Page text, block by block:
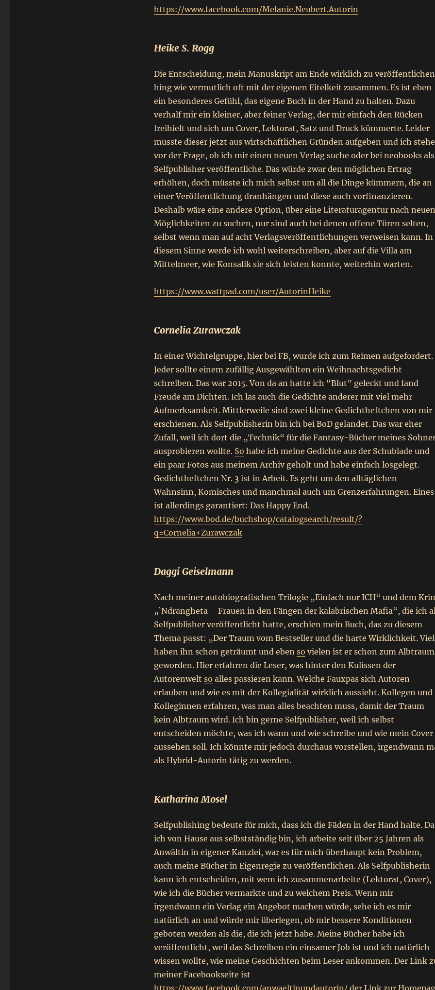
https://www.facebook.com/Melanie.Neubert.Autorin
Heike S. Rogg
Die Entscheidung, mein Manuskript am Ende wirklich zu
hing wie vermutlich oft mit der eigenen Eitelkeit zusammen. Es ist eben
ein besonderes Gefühl, das eigene Buch in der Hand zu halten. Dazu
verhalf mir ein kleiner, aber feiner Verlag, der mir einfach den Rücken
freihielt und sich um Cover, Lektorat, Satz und Druck kümmerte. Leider
musste dieser jetzt aus wirtschaftlichen Gründen aufgeben und ich stehe
vor der Frage, ob ich mir einen neuen Verlag suche oder bei neobooks als
Selfpublisher veröffentliche. Das würde zwar den möglichen Ertrag
erhöhen, doch müsste ich mich selbst um all die Dinge kümmern, die an
einer Veröffentlichung dranhängen und diese auch vorfinanzieren.
Deshalb wäre eine andere Option, über eine Literaturagentur nach neuen
Möglichkeiten zu suchen, nur sind auch bei denen offene Türen selten,
selbst wenn man auf acht Verlagsveröffentlichungen verweisen kann. In
diesem Sinne werde ich wohl weiterschreiben, aber auf die Villa am
Mittelmeer, wie Konsalik sie sich leisten konnte, weiterhin warten.
https://www.wattpad.com/user/AutorinHeike
Cornelia Zurawczak
In einer Wichtelgruppe, hier bei FB, wurde ich zum Reimen aufgefordert.
Jeder sollte einem zufällig Ausgewählten ein Weihnachtsgedicht
schreiben. Das war 2015. Von da an hatte ich “Blut” geleckt und fand
Freude am Dichten. Ich las auch die Gedichte anderer mit viel mehr
Aufmerksamkeit. Mittlerweile sind zwei kleine Gedichtheftchen von mir
erschienen. Als Selfpublisherin bin ich bei BoD gelandet. Das war eher
Zufall, weil ich dort die „Technik“ für die Fantasy-Bücher meines
ausprobieren wollte. So habe ich meine Gedichte aus der Schublade und
ein paar Fotos aus meinem Archiv geholt und habe einfach losgelegt.
Gedichtheftchen Nr. 3 ist in Arbeit. Es geht um den alltäglichen
Wahnsinn, Komisches und manchmal auch um Grenzerfahrungen. Eines
ist allerdings garantiert: Das Happy End.
https://www.bod.de/buchshop/catalogsearch/result/?
q=Cornelia+Zurawczak
Daggi Geiselmann
Nach meiner autobiografischen Trilogie „Einfach nur ICH“ und dem
„`Ndrangheta – Frauen in den Fängen der kalabrischen Mafia“, die ich
Selfpublisher veröffentlicht hatte, erschien mein Buch, das zu diesem
Thema passt: „Der Traum vom Bestseller und die harte Wirklichkeit.
haben ihn schon geträumt und eben so vielen ist er schon zum Albtraum
geworden. Hier erfahren die Leser, was hinter den Kulissen der
Autorenwelt so alles passieren kann. Welche Fauxpas sich Autoren
erlauben und wie es mit der Kollegialität wirklich aussieht. Kollegen und
Kolleginnen erfahren, was man alles beachten muss, damit der Traum
kein Albtraum wird. Ich bin gerne Selfpublisher, weil ich selbst
entscheiden möchte, was ich wann und wie schreibe und wie mein Cover
aussehen soll. Ich könnte mir jedoch durchaus vorstellen, irgendwann
als Hybrid-Autorin tätig zu werden.
Katharina Mosel
Selfpublishing bedeute für mich, dass ich die Fäden in der Hand halte. Da
ich von Hause aus selbstständig bin, ich arbeite seit über 25 Jahren als
Anwältin in eigener Kanzlei, war es für mich überhaupt kein Problem,
auch meine Bücher in Eigenregie zu veröffentlichen. Als Selfpublisherin
kann ich entscheiden, mit wem ich zusammenarbeite (Lektorat, Cover),
wie ich die Bücher vermarkte und zu welchem Preis. Wenn mir
irgendwann ein Verlag ein Angebot machen würde, sehe ich es mir
natürlich an und würde mir überlegen, ob mir bessere Konditionen
geboten werden als die, die ich jetzt habe. Meine Bücher habe ich
veröffentlicht, weil das Schreiben ein einsamer Job ist und ich natürlich
wissen wollte, wie meine Geschichten beim Leser ankommen. Der Link
meiner Facebookseite ist